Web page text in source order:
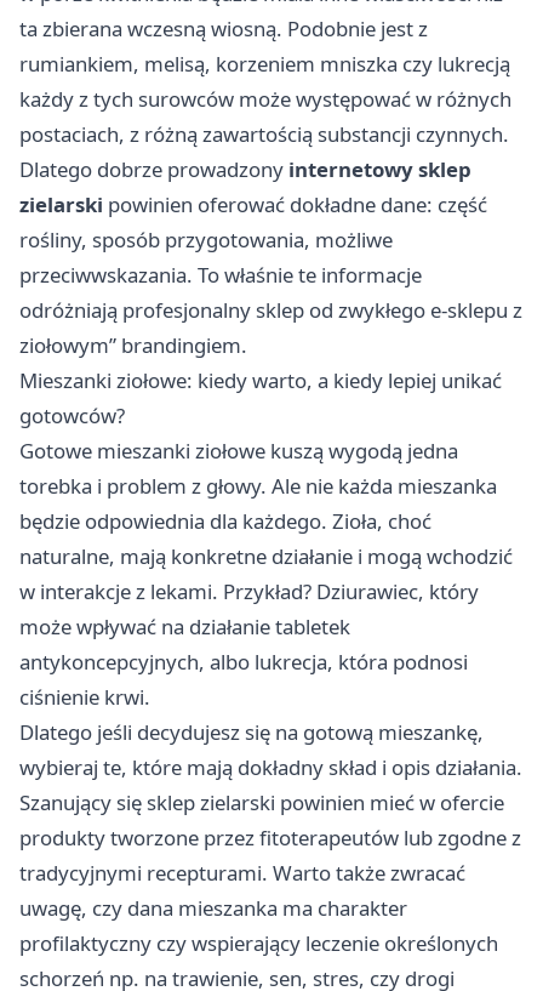
ta zbierana wczesną wiosną. Podobnie jest z
rumiankiem, melisą, korzeniem mniszka czy lukrecją
każdy z tych surowców może występować w różnych
postaciach, z różną zawartością substancji czynnych.
Dlatego dobrze prowadzony internetowy sklep
zielarski powinien oferować dokładne dane: część
rośliny, sposób przygotowania, możliwe
przeciwwskazania. To właśnie te informacje
odróżniają profesjonalny sklep od zwykłego e-sklepu z
ziołowym” brandingiem.
Mieszanki ziołowe: kiedy warto, a kiedy lepiej unikać
gotowców?
Gotowe mieszanki ziołowe kuszą wygodą jedna
torebka i problem z głowy. Ale nie każda mieszanka
będzie odpowiednia dla każdego. Zioła, choć
naturalne, mają konkretne działanie i mogą wchodzić
w interakcje z lekami. Przykład? Dziurawiec, który
może wpływać na działanie tabletek
antykoncepcyjnych, albo lukrecja, która podnosi
ciśnienie krwi.
Dlatego jeśli decydujesz się na gotową mieszankę,
wybieraj te, które mają dokładny skład i opis działania.
Szanujący się sklep zielarski powinien mieć w ofercie
produkty tworzone przez fitoterapeutów lub zgodne z
tradycyjnymi recepturami. Warto także zwracać
uwagę, czy dana mieszanka ma charakter
profilaktyczny czy wspierający leczenie określonych
schorzeń np. na trawienie, sen, stres, czy drogi